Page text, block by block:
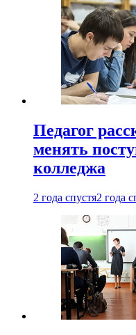
Педагог
менять
колледжа
2 года спустя2 года